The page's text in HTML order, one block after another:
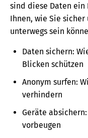
sind diese Daten ein
Ihnen, wie Sie
unterwegs sein
Daten sichern:
Blicken schützen
Anonym surfen:
verhindern
Geräte
vorbeugen